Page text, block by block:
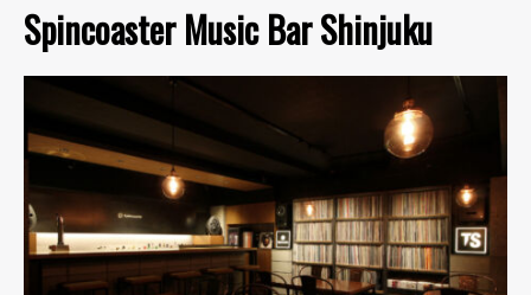
Spincoaster Music Bar Shinjuku